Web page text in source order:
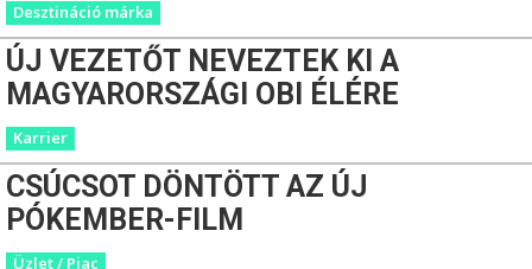
Desztináció márka
ÚJ VEZETŐT NEVEZTEK KI A
MAGYARORSZÁGI OBI ÉLÉRE
Karrier
CSÚCSOT DÖNTÖTT AZ ÚJ
PÓKEMBER-FILM
Üzlet / Piac